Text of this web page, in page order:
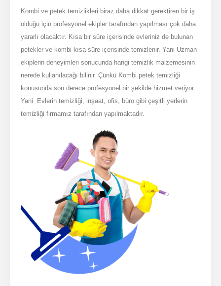
Kombi ve petek temizlikleri biraz daha dikkat gerektiren bir iş
olduğu için profesyonel ekipler tarafından yapılması çok daha
yararlı olacaktır. Kısa bir süre içerisinde evleriniz de bulunan
petekler ve kombi kısa süre içerisinde temizlenir. Yani Uzman
ekiplerin deneyimleri sonucunda hangi temizlik malzemesinin
nerede kullanılacağı bilinir. Çünkü Kombi petek temizliği
konusunda son derece profesyonel bir şekilde hizmet veriyor.
Yani Evlerin temizliği, inşaat, ofis, büro gibi çeşitli yerlerin
temizliği firmamız tarafından yapılmaktadır.